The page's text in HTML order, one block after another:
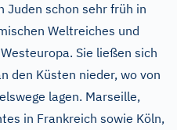
Juden schon sehr früh in
Weltreiches und
Sie ließen sich
den Küsten nieder, wo von
lagen. Marseille,
in Frankreich sowie Köln,